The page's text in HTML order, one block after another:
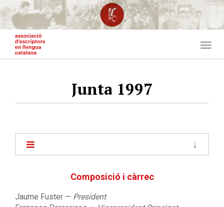
Vés
al
contingut
Junta 1997
navigation
Composició i càrrec
Jaume Fuster — President